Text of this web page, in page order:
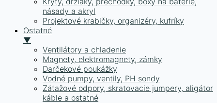
násady a akryl
Projektové krabičky, organizéry, kufríky
Ostatné
▼
Ventilátory a chladenie
Magnety, elektromagnety, zámky
Darčekové poukážky
Vodné pumpy, ventily, PH sondy
Záťažové odpory, skratovacie jumpery, aligátor
káble a ostatné